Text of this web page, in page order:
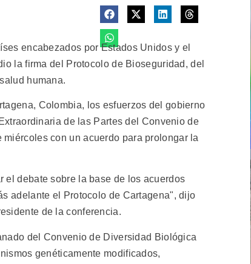
encabezados por Estados Unidos y el
la firma del Protocolo de Bioseguridad, del
humana.
Colombia, los esfuerzos del gobierno
de las Partes del Convenio de
con un acuerdo para prolongar la
el debate sobre la base de los acuerdos
adelante el Protocolo de Cartagena", dijo
de la conferencia.
del Convenio de Diversidad Biológica
genéticamente modificados,